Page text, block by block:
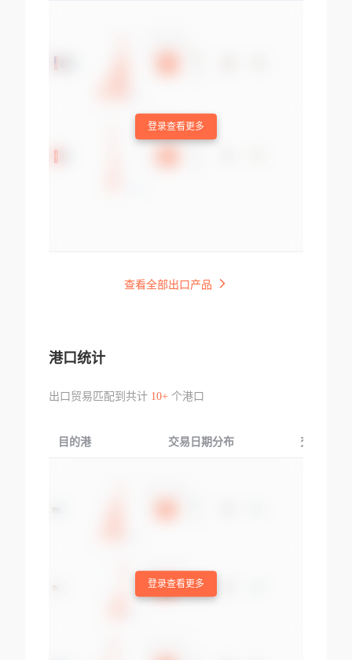
登录查看更多
查看全部出口产品
港口统计
出口贸易匹配到共计 10+个港口
目的港 交易日期分布 交易产品
登录查看更多